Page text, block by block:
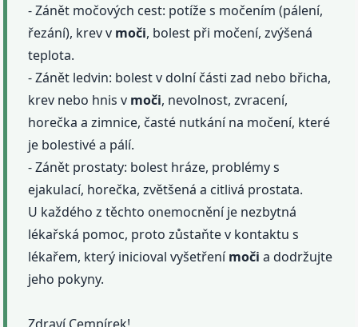
- Zánět močových cest: potíže s močením (pálení,
řezání), krev v moči, bolest při močení, zvýšená
teplota.
- Zánět ledvin: bolest v dolní části zad nebo břicha,
krev nebo hnis v moči, nevolnost, zvracení,
horečka a zimnice, časté nutkání na močení, které
je bolestivé a pálí.
- Zánět prostaty: bolest hráze, problémy s
ejakulací, horečka, zvětšená a citlivá prostata.
U každého z těchto onemocnění je nezbytná
lékařská pomoc, proto zůstaňte v kontaktu s
lékařem, který inicioval vyšetřenímoči a dodržujte
jeho pokyny.
Zdraví Cempírek!